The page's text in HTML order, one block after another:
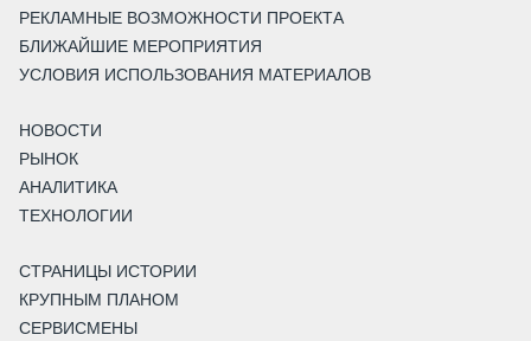
РЕКЛАМНЫЕ ВОЗМОЖНОСТИ ПРОЕКТА
БЛИЖАЙШИЕ МЕРОПРИЯТИЯ
УСЛОВИЯ ИСПОЛЬЗОВАНИЯ МАТЕРИАЛОВ
НОВОСТИ
РЫНОК
АНАЛИТИКА
ТЕХНОЛОГИИ
СТРАНИЦЫ ИСТОРИИ
КРУПНЫМ ПЛАНОМ
СЕРВИСМЕНЫ